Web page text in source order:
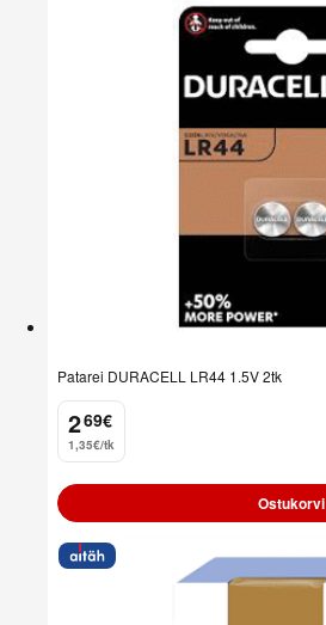
Patarei DURACELL LR44 1.5V 2tk
2
. 69€
1,35€/tk
Ostukorvi